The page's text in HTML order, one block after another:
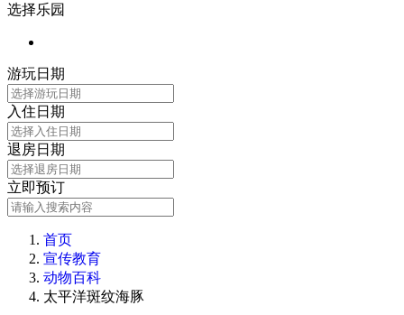
选择乐园
游玩日期
入住日期
退房日期
立即预订
首页
宣传教育
动物百科
太平洋斑纹海豚